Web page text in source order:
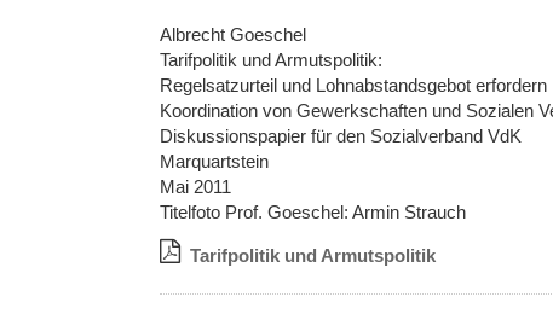
Albrecht Goeschel
Tarifpolitik und Armutspolitik:
Regelsatzurteil und Lohnabstandsgebot erfordern
Koordination von Gewerkschaften und Sozialen
Diskussionspapier für den Sozialverband VdK
Marquartstein
Mai 2011
Titelfoto Prof. Goeschel: Armin Strauch
Tarifpolitik und Armutspolitik